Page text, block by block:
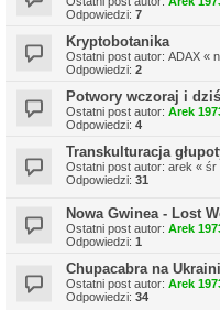
Odpowiedzi: 7
Kryptobotanika
Ostatni post autor: ADAX «
Odpowiedzi: 2
Potwory wczoraj i dziś
Ostatni post autor: Arek
Odpowiedzi: 4
Transkulturacja
Ostatni post autor: arek « śr
Odpowiedzi: 31
Nowa Gwinea - Lost
Ostatni post autor: Arek
Odpowiedzi: 1
Chupacabra na
Ostatni post autor: Arek
Odpowiedzi: 34